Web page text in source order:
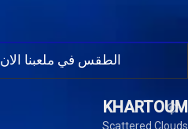
الطقس في ملعبنا الان
KHARTOUM
Scattered Clouds